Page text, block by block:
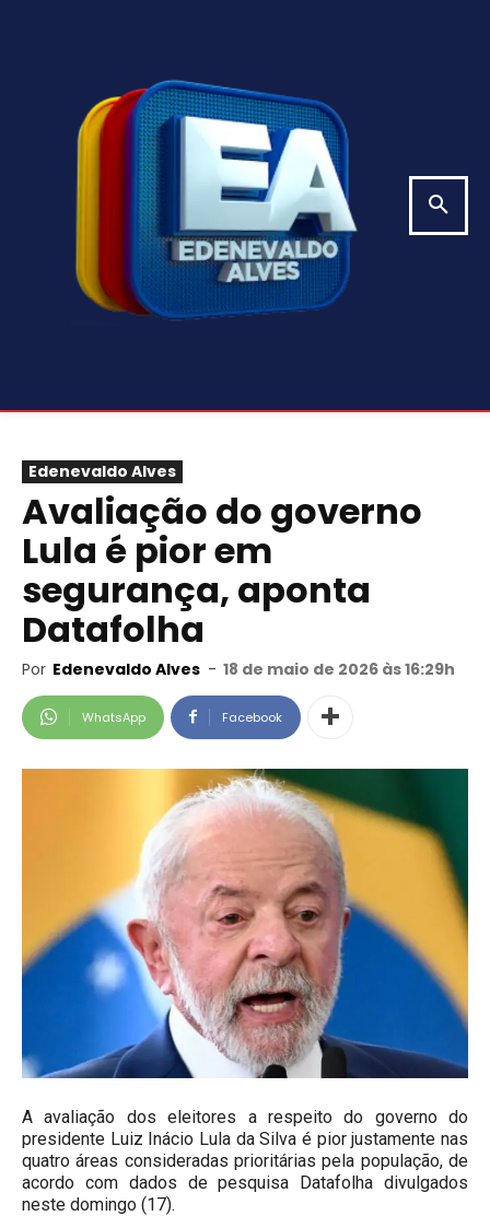
Edenevaldo Alves
Avaliação do governo
Lula é pior em
segurança, aponta
Datafolha
Por Edenevaldo Alves - 18 de maio de 2026 às 16:29h
WhatsApp Facebook
A avaliação dos eleitores a respeito do governo do
presidente Luiz Inácio Lula da Silva é pior justamente nas
quatro áreas consideradas prioritárias pela população, de
acordo com dados de pesquisa Datafolha divulgados
neste domingo (17).